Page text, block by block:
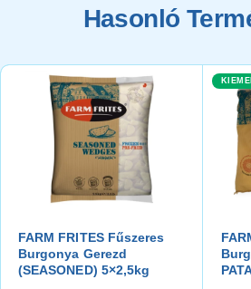
Hasonló
FARM FRITES Fűszeres
Burgonya Gerezd
(SEASONED) 5×2,5kg